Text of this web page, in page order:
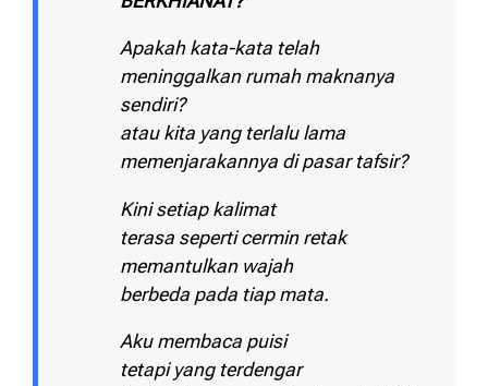
Apakah kata-kata telah
meninggalkan rumah maknanya
sendiri?
atau kita yang terlalu lama
memenjarakannya di pasar tafsir?
Kini setiap kalimat
terasa seperti cermin retak
memantulkan wajah
berbeda pada tiap mata.
Aku membaca puisi
tetapi yang terdengar